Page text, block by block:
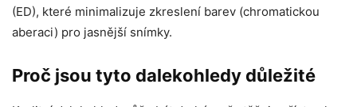
(ED), které minimalizuje zkreslení barev (chromatickou
aberaci) pro jasnější snímky.
Proč jsou tyto dalekohledy důležité